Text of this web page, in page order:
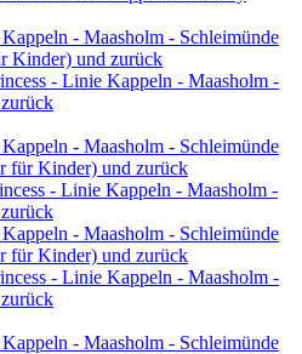
- Maasholm - Schleimünde
Kinder) und zurück
- Linie Kappeln - Maasholm -
- Maasholm - Schleimünde
für Kinder) und zurück
- Linie Kappeln - Maasholm -
- Maasholm - Schleimünde
für Kinder) und zurück
- Linie Kappeln - Maasholm -
- Maasholm - Schleimünde